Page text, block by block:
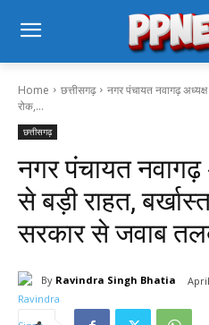
Home छत्तीसगढ़
नगर पंचायत नवागढ़ अध्यक्ष
रोक,...
छत्तीसगढ़
नगर पंचायत नवागढ़
से बड़ी राहत,
सरकार से जवाब
By Ravindra Singh Bhatia